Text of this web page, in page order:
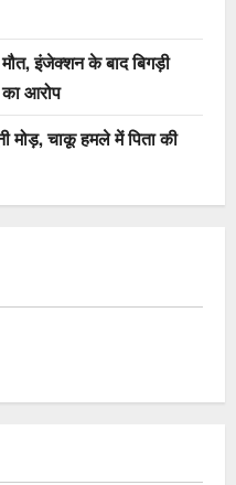
इंजेक्शन के बाद बिगड़ी
का आरोप
मोड़, चाकू हमले में पिता की